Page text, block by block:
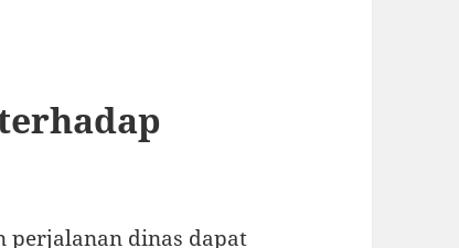
perjalanan dinas dapat